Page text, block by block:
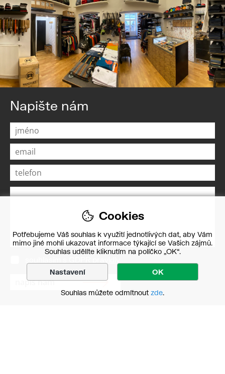
Napište nám
Cookies
Potřebujeme Váš souhlas k využití jednotlivých dat, aby Vám
mimo jiné mohli ukazovat informace týkající se Vašich zájmů.
Souhlas udělíte kliknutím na políčko „OK“.
Nastavení OK
Souhlas můžete odmítnout zde.